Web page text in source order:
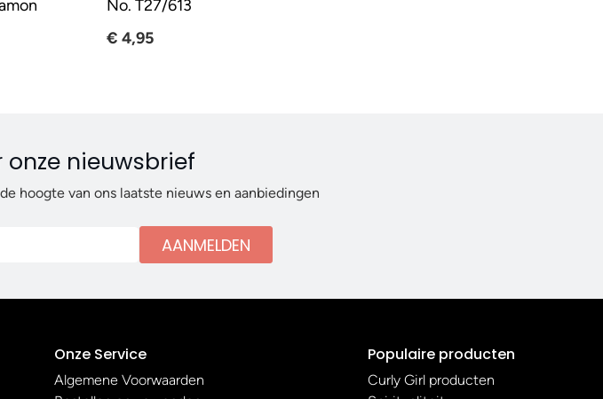
No. T27/613
€ 4,95
nieuwsbrief
hoogte van ons laatste nieuws en aanbiedingen
AANMELDEN
Onze Service
Algemene Voorwaarden
Populaire producten
Curly Girl producten